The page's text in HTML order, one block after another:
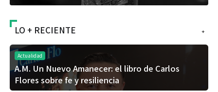
+
LO + RECIENTE
Actualidad
A.M. Un Nuevo Amanecer: el libro de Carlos
Flores sobre fe y resiliencia